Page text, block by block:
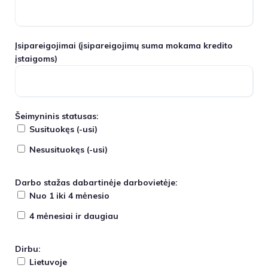
Įsipareigojimai (įsipareigojimų suma mokama kredito
įstaigoms)
Šeimyninis statusas:
Susituokęs (-usi)
Nesusituokęs (-usi)
Darbo stažas dabartinėje darbovietėje:
Nuo 1 iki 4 mėnesio
4 mėnesiai ir daugiau
Dirbu:
Lietuvoje